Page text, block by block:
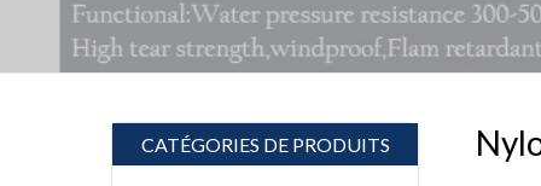
CATÉGORIES DE PRODUITS